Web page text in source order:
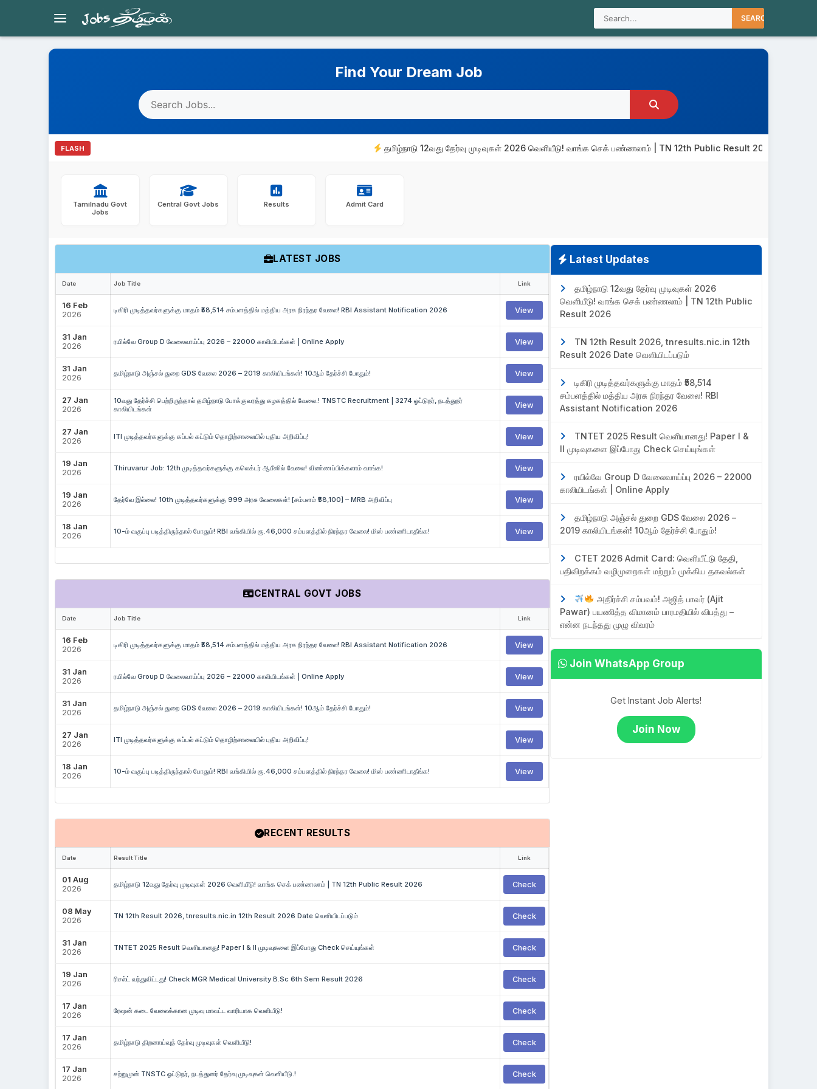
SEARCH
Find Your Dream Job
FLASH தமிழ்நாடு 12வது தேர்வு முடிவுகள் 2026 வெளியீடு! வாங்க செக் பண்ணலாம் | TN 12th Public Result 2026
Tamilnadu Govt
Jobs
Central Govt Jobs Results Admit Card
LATEST JOBS
Date Job Title Link
16 Feb
2026
டிகிரி முடித்தவர்களுக்கு மாதம் ₹58,514 சம்பளத்தில் மத்திய அரசு நிரந்தர வேலை! RBI Assistant Notification 2026 View
31 Jan
2026
ரயில்வே Group D வேலைவாய்ப்பு 2026 – 22000 காலியிடங்கள் | Online Apply View
31 Jan
2026
தமிழ்நாடு அஞ்சல் துறை GDS வேலை 2026 – 2019 காலியிடங்கள்! 10ஆம் தேர்ச்சி போதும்! View
27 Jan
2026
10வது தேர்ச்சி பெற்றிருந்தால் தமிழ்நாடு போக்குவரத்து கழகத்தில் வேலை.! TNSTC Recruitment | 3274 ஓட்டுநர், நடத்துநர்
காலியிடங்கள்
View
27 Jan
2026
ITI முடித்தவர்களுக்கு கப்பல் கட்டும் தொழிற்சாலையில் புதிய அறிவிப்பு! View
19 Jan
2026
Thiruvarur Job: 12th முடித்தவர்களுக்கு கலெக்டர் ஆபீஸில் வேலை! விண்ணப்பிக்கலாம் வாங்க! View
19 Jan
2026
தேர்வே இல்லை! 10th முடித்தவர்களுக்கு 999 அரசு வேலைகள்! [சம்பளம் ₹58,100] – MRB அறிவிப்பு View
18 Jan
2026
10-ம் வகுப்பு படித்திருந்தால் போதும்! RBI வங்கியில் ரூ.46,000 சம்பளத்தில் நிரந்தர வேலை! மிஸ் பண்ணிடாதீங்க! View
CENTRAL GOVT JOBS
Date Job Title Link
16 Feb
2026
டிகிரி முடித்தவர்களுக்கு மாதம் ₹58,514 சம்பளத்தில் மத்திய அரசு நிரந்தர வேலை! RBI Assistant Notification 2026 View
31 Jan
2026
ரயில்வே Group D வேலைவாய்ப்பு 2026 – 22000 காலியிடங்கள் | Online Apply View
31 Jan
2026
தமிழ்நாடு அஞ்சல் துறை GDS வேலை 2026 – 2019 காலியிடங்கள்! 10ஆம் தேர்ச்சி போதும்! View
27 Jan
2026
ITI முடித்தவர்களுக்கு கப்பல் கட்டும் தொழிற்சாலையில் புதிய அறிவிப்பு! View
18 Jan
2026
10-ம் வகுப்பு படித்திருந்தால் போதும்! RBI வங்கியில் ரூ.46,000 சம்பளத்தில் நிரந்தர வேலை! மிஸ் பண்ணிடாதீங்க! View
RECENT RESULTS
Date Result Title Link
01 Aug
2026
தமிழ்நாடு 12வது தேர்வு முடிவுகள் 2026 வெளியீடு! வாங்க செக் பண்ணலாம் | TN 12th Public Result 2026 Check
08 May
2026
TN 12th Result 2026, tnresults.nic.in 12th Result 2026 Date வெளியிடப்படும் Check
31 Jan
2026
TNTET 2025 Result வெளியானது! Paper I & II முடிவுகளை இப்போது Check செய்யுங்கள் Check
19 Jan
2026
ரிசல்ட் வந்துவிட்டது! Check MGR Medical University B.Sc 6th Sem Result 2026 Check
17 Jan
2026
ரேஷன் கடை வேலைக்கான முடிவு மாவட்ட வாரியாக வெளியீடு! Check
17 Jan
2026
தமிழ்நாடு திறனாய்வுத் தேர்வு முடிவுகள் வெளியீடு! Check
17 Jan
2026
சற்றுமுன் TNSTC ஓட்டுநர், நடத்துனர் தேர்வு முடிவுகள் வெளியீடு.! Check
Latest Updates
தமிழ்நாடு 12வது தேர்வு முடிவுகள் 2026
வெளியீடு! வாங்க செக் பண்ணலாம் | TN 12th Public
Result 2026
TN 12th Result 2026, tnresults.nic.in 12th
Result 2026 Date வெளியிடப்படும்
டிகிரி முடித்தவர்களுக்கு மாதம் ₹58,514
சம்பளத்தில் மத்திய அரசு நிரந்தர வேலை! RBI
Assistant Notification 2026
TNTET 2025 Result வெளியானது! Paper I &
II முடிவுகளை இப்போது Check செய்யுங்கள்
ரயில்வே Group D வேலைவாய்ப்பு 2026 – 22000
காலியிடங்கள் | Online Apply
தமிழ்நாடு அஞ்சல் துறை GDS வேலை 2026 –
2019 காலியிடங்கள்! 10ஆம் தேர்ச்சி போதும்!
CTET 2026 Admit Card: வெளியீட்டு தேதி,
பதிவிறக்கம் வழிமுறைகள் மற்றும் முக்கிய தகவல்கள்
அதிர்ச்சி சம்பவம்! அஜித் பாவர் (Ajit
Pawar) பயணித்த விமானம் பாரமதியில் விபத்து –
என்ன நடந்தது முழு விவரம்
Join WhatsApp Group
Get Instant Job Alerts!
Join Now